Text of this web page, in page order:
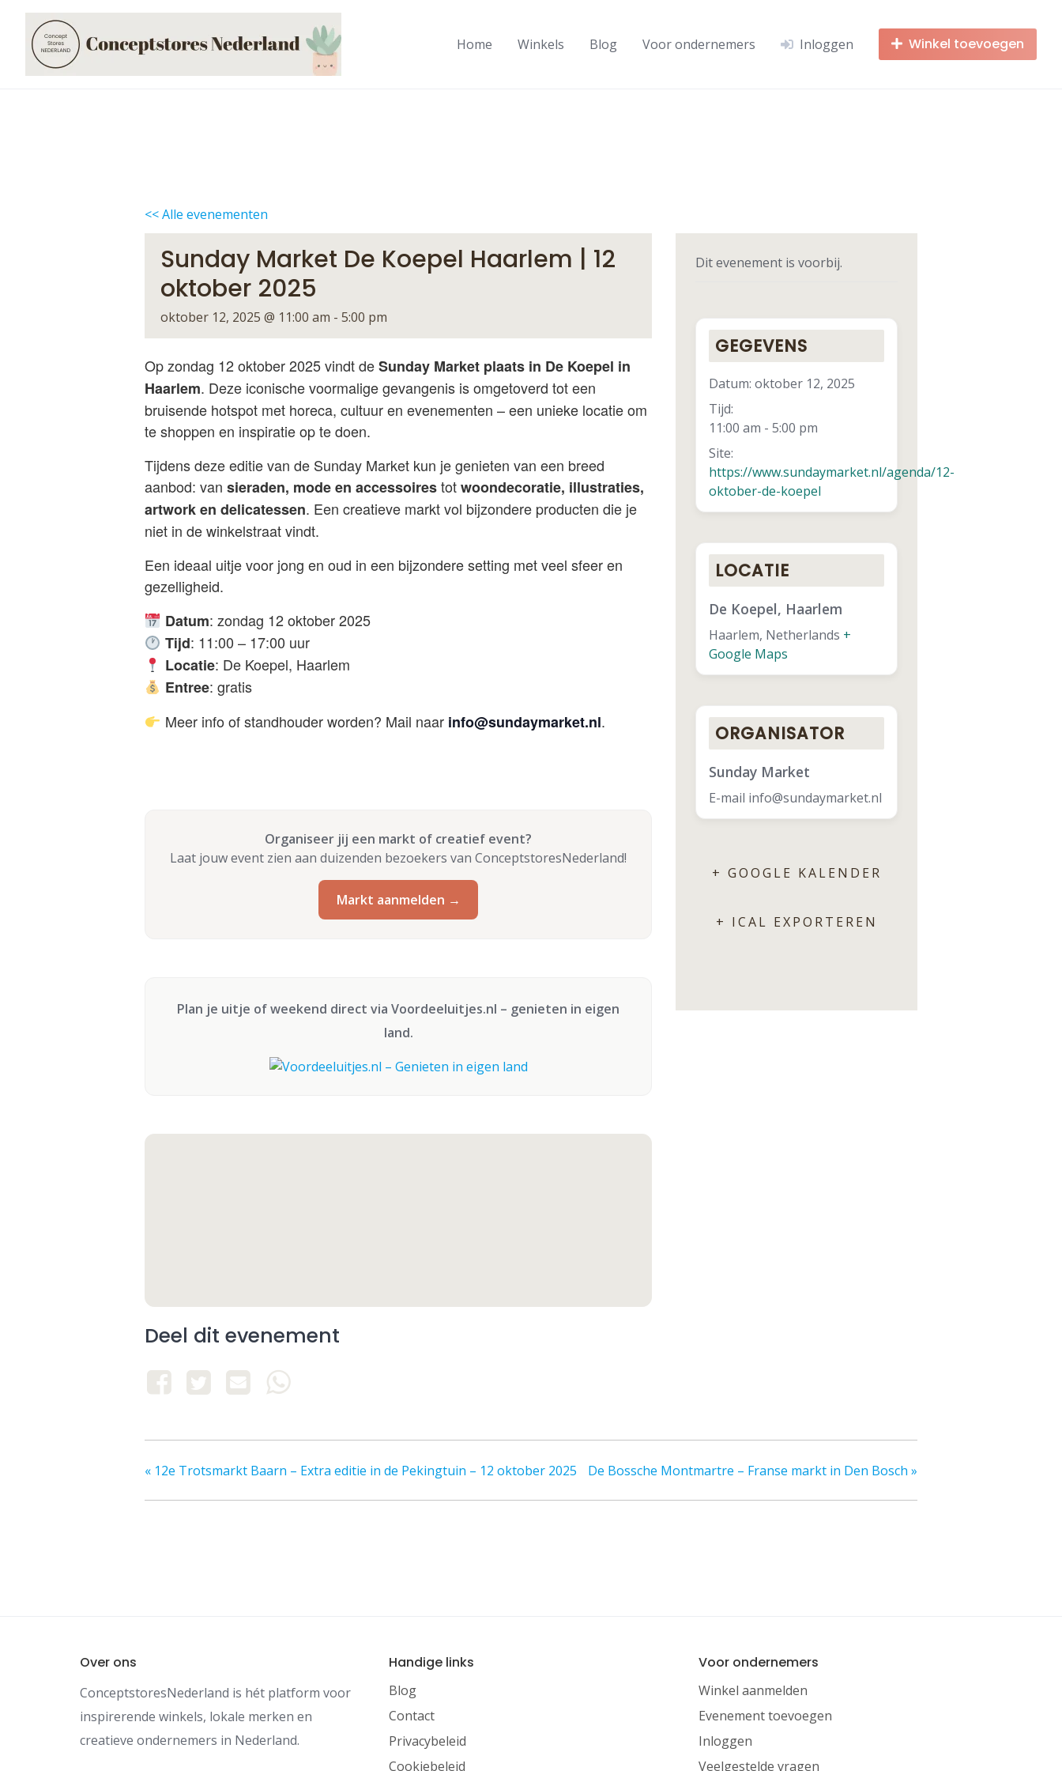
content
Home Winkels Blog Voor ondernemers Inloggen Winkel toevoegen
<< Alle evenementen
Sunday Market De Koepel Haarlem | 12
oktober 2025
oktober 12, 2025 @ 11:00 am - 5:00 pm
Op zondag 12 oktober 2025 vindt deSunday Market plaats in De Koepel in
Haarlem. Deze iconische voormalige gevangenis is omgetoverd tot een
bruisende hotspot met horeca, cultuur en evenementen – een unieke locatie om
te shoppen en inspiratie op te doen.
Tijdens deze editie van de Sunday Market kun je genieten van een breed
aanbod: van sieraden, mode en accessoirestotwoondecoratie, illustraties,
artwork en delicatessen. Een creatieve markt vol bijzondere producten die je
niet in de winkelstraat vindt.
Een ideaal uitje voor jong en oud in een bijzondere setting met veel sfeer en
gezelligheid.
Datum: zondag 12 oktober 2025
Tijd: 11:00 – 17:00 uur
Locatie: De Koepel, Haarlem
Entree: gratis
Meer info of standhouder worden? Mail naar info@sundaymarket.nl.
Organiseer jij een markt of creatief event?
Laat jouw event zien aan duizenden bezoekers van ConceptstoresNederland!
Markt aanmelden →
Plan je uitje of weekend direct via Voordeeluitjes.nl – genieten in eigen
land.
Deel dit evenement
Dit evenement is voorbij.
GEGEVENS
Datum: oktober 12, 2025
Tijd:
11:00 am - 5:00 pm
Site:
https://www.sundaymarket.nl/agenda/12-
oktober-de-koepel
LOCATIE
De Koepel, Haarlem
Haarlem, Netherlands +
Google Maps
ORGANISATOR
Sunday Market
E-mail info@sundaymarket.nl
+ GOOGLE KALENDER
+ ICAL EXPORTEREN
« 12e Trotsmarkt Baarn – Extra editie in de Pekingtuin – 12 oktober 2025 De Bossche Montmartre – Franse markt in Den Bosch »
Over ons
ConceptstoresNederland is hét platform voor
inspirerende winkels, lokale merken en
creatieve ondernemers in Nederland.
Handige links
Blog
Contact
Privacybeleid
Cookiebeleid
Voor ondernemers
Winkel aanmelden
Evenement toevoegen
Inloggen
Veelgestelde vragen